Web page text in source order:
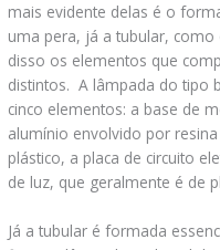
mais evidente delas é o
uma pera, já a tubular,
disso os elementos que
distintos. A lâmpada do tipo
cinco elementos: a base de
alumínio envolvido por
plástico, a placa de circuito
de luz, que geralmente é de
Já a tubular é formada